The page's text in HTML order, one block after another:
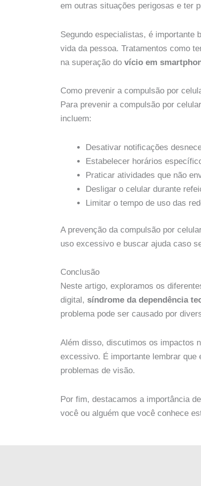
em outras situações perigosas e ter
Segundo especialistas, é importante
vida da pessoa. Tratamentos como
na superação do vício em
Como prevenir a compulsão por
Para prevenir a compulsão por
incluem:
Desativar notificações
Estabelecer horários
Praticar atividades que não
Desligar o celular durante
Limitar o tempo de uso das
A prevenção da compulsão por
uso excessivo e buscar ajuda caso
Conclusão
Neste artigo, exploramos os
digital, síndrome da dependência
problema pode ser causado por
Além disso, discutimos os impactos
excessivo. É importante lembrar que
problemas de visão.
Por fim, destacamos a importância
você ou alguém que você conhece